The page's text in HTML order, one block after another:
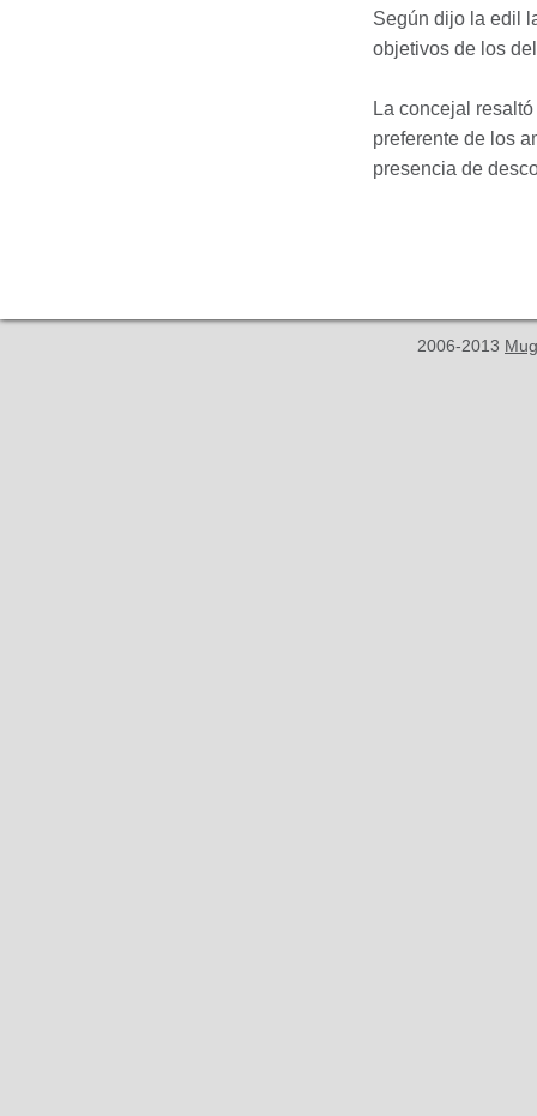
Según dijo la edil
objetivos de los
La concejal
preferente de los
presencia de
2006-2013